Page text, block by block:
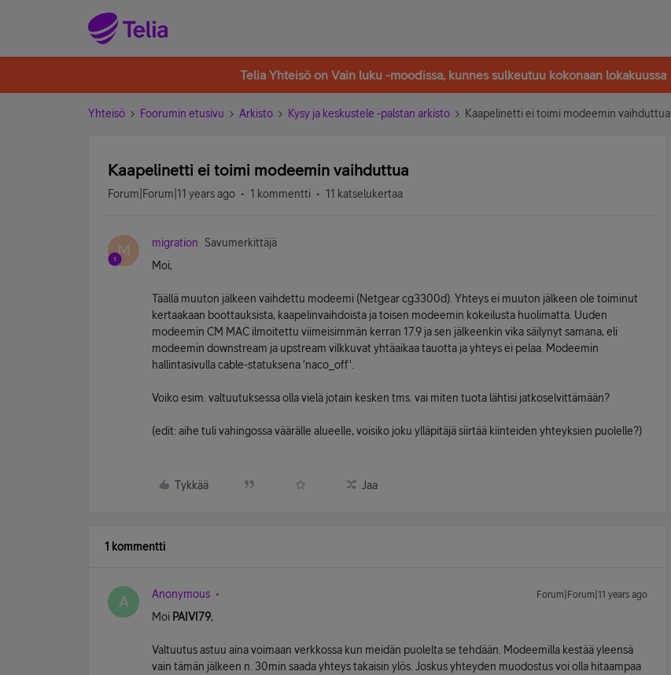
Telia Yhteisö on Vain luku -moodissa, kunnes sulkeutuu kokonaan lokakuussa
Yhteisö Foorumin etusivu Arkisto Kysy ja keskustele -palstan arkisto Kaapelinetti ei toimi modeemin vaihduttua
Kaapelinetti ei toimi modeemin vaihduttua
Forum|Forum|11 years ago 1 kommentti 11 katselukertaa
M migration
Savumerkittäjä
Moi,
Täällä muuton jälkeen vaihdettu modeemi (Netgear cg3300d). Yhteys ei muuton jälkeen ole toiminut
kertaakaan boottauksista, kaapelinvaihdoista ja toisen modeemin kokeilusta huolimatta. Uuden
modeemin CM MAC ilmoitettu viimeisimmän kerran 17.9 ja sen jälkeenkin vika säilynyt samana, eli
modeemin downstream ja upstream vilkkuvat yhtäaikaa tauotta ja yhteys ei pelaa. Modeemin
hallintasivulla cable-statuksena 'naco_off'.
Voiko esim. valtuutuksessa olla vielä jotain kesken tms. vai miten tuota lähtisi jatkoselvittämään?
(edit: aihe tuli vahingossa väärälle alueelle, voisiko joku ylläpitäjä siirtää kiinteiden yhteyksien puolelle?)
Tykkää Jaa
1 kommentti
A Anonymous Forum|Forum|11 years ago
Moi PAIVI79,
Valtuutus astuu aina voimaan verkkossa kun meidän puolelta se tehdään. Modeemilla kestää yleensä
vain tämän jälkeen n. 30min saada yhteys takaisin ylös. Joskus yhteyden muodostus voi olla hitaampaa